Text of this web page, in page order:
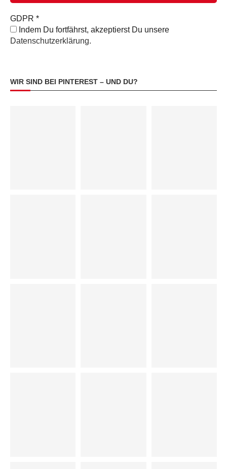
GDPR *
Indem Du fortfährst, akzeptierst Du unsere
Datenschutzerklärung.
WIR SIND BEI PINTEREST – UND DU?